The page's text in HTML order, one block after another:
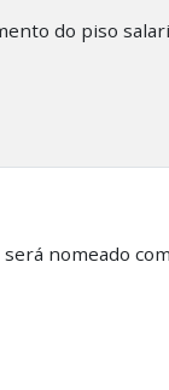
do piso
nomeado